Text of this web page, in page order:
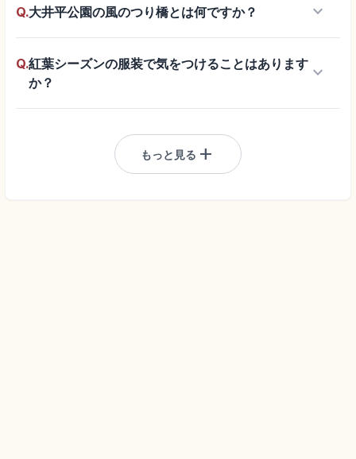
Q.大井平公園の風のつり橋とは何ですか？ keyboard_arrow_down
Q.紅葉シーズンの服装で気をつけることはあります
か？
keyboard_arrow_down
もっと見る add